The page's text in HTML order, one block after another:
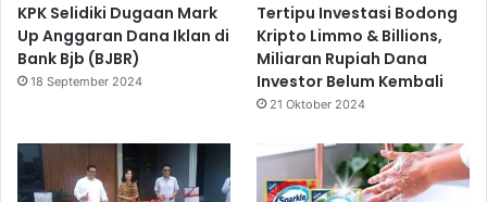
KPK Selidiki Dugaan Mark
Up Anggaran Dana Iklan di
Bank Bjb (BJBR)
18 September 2024
Tertipu Investasi Bodong
Kripto Limmo & Billions,
Miliaran Rupiah Dana
Investor Belum Kembali
21 Oktober 2024